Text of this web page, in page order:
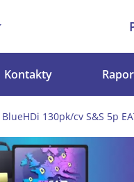
Kontakty
130pk/cv S&S 5p